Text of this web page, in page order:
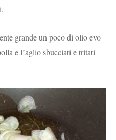
grande un poco di olio evo
e l’aglio sbucciati e tritati